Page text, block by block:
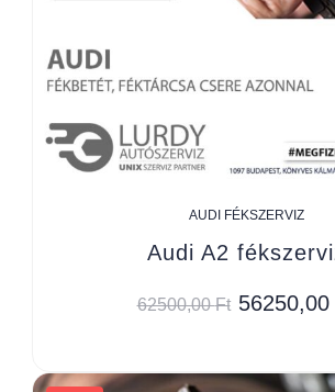
AUDI FÉKSZERVIZ
Audi A2
62500,00Ft 56250,00